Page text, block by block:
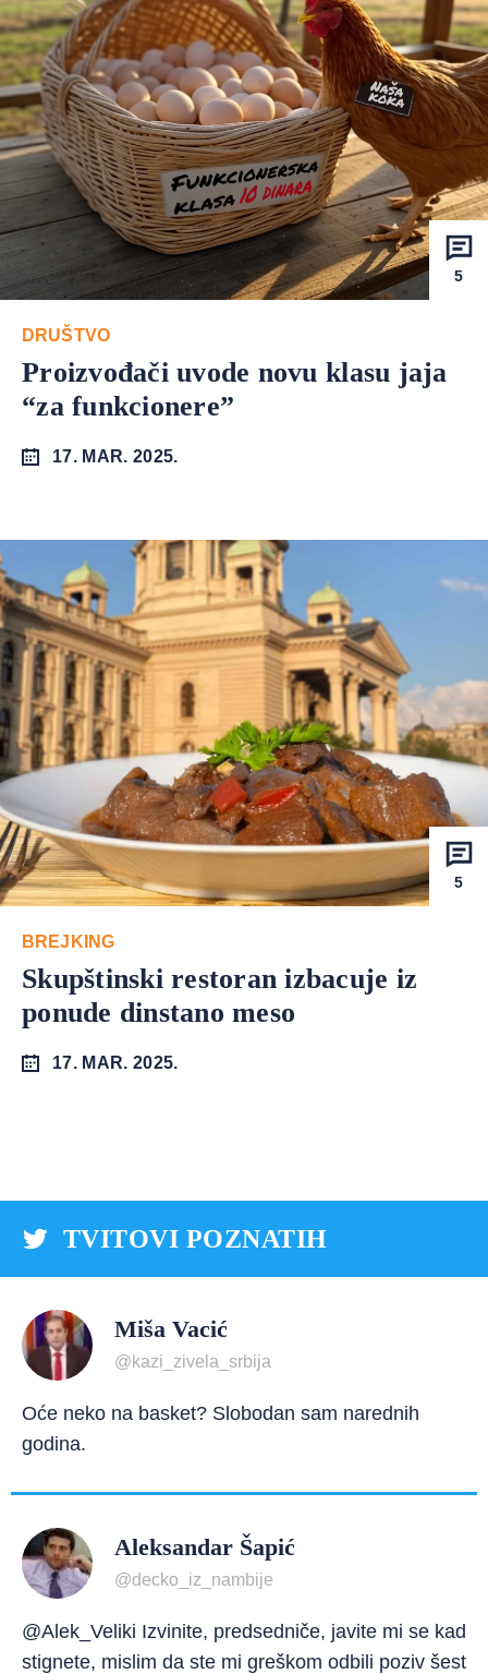
5
DRUŠTVO
Proizvođači uvode novu klasu jaja
“za funkcionere”
17. MAR. 2025.
5
BREJKING
Skupštinski restoran izbacuje iz
ponude dinstano meso
17. MAR. 2025.
TVITOVI POZNATIH
Miša Vacić
@kazi_zivela_srbija
Oće neko na basket? Slobodan sam narednih
godina.
Aleksandar Šapić
@decko_iz_nambije
@Alek_Veliki Izvinite, predsedniče, javite mi se kad
stignete, mislim da ste mi greškom odbili poziv šest